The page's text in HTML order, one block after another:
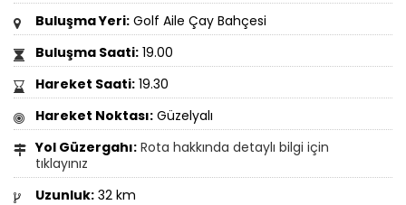
Buluşma Yeri: Golf Aile Çay Bahçesi
Buluşma Saati: 19.00
Hareket Saati: 19.30
Hareket Noktası: Güzelyalı
Yol Güzergahı: Rota hakkında detaylı bilgi için
tıklayınız
Uzunluk: 32 km